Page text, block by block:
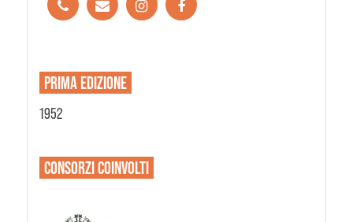
PRIMA EDIZIONE
1952
CONSORZICOINVOLTI